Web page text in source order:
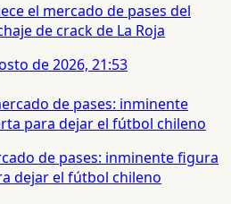
el mercado de pases del
de crack de La Roja
de 2026, 21:53
de pases: inminente figura
dejar el fútbol chileno